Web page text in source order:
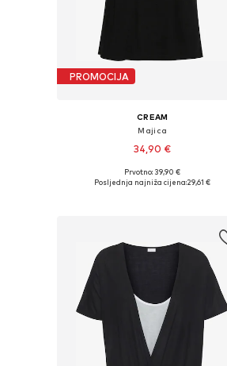
PROMOCIJA
CREAM
Majica
34,90 €
Dostupne veličine: XS, S, M, L, XL, XXL
Prvotno: 39,90 €
Posljednja najniža cijena:29,61 €